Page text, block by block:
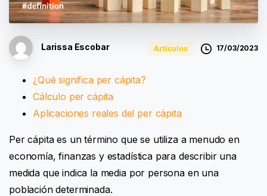
Larissa Escobar Artículos 17/03/2023
¿Qué significa per cápita?
Cálculo per cápita
Aplicaciones reales del per cápita
Per cápita es un término que se utiliza a menudo en
economía, finanzas y estadística para describir una
medida que indica la media por persona en una
población determinada.